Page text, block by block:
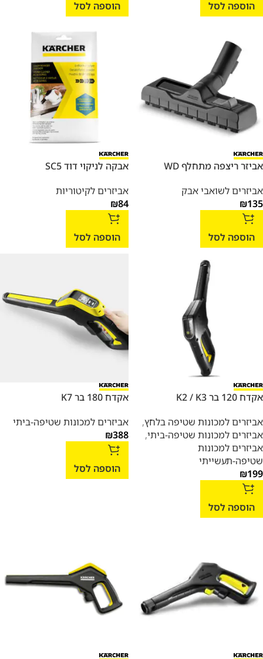
הוספה לסל הוספה לסל
אביזר ריצפה מתחלף WD
אביזרים לשואבי אבק
₪135
הוספה לסל
אבקה לניקוי דוד SC5
אביזרים לקיטוריות
₪84
הוספה לסל
אקדח 120 בר K2 / K3
אביזרים למכונות שטיפה בלחץ,
אביזרים למכונות שטיפה-ביתי,
אביזרים למכונות
שטיפה-תעשייתי
₪199
הוספה לסל
אקדח 180 בר K7
אביזרים למכונות שטיפה-ביתי
₪388
הוספה לסל